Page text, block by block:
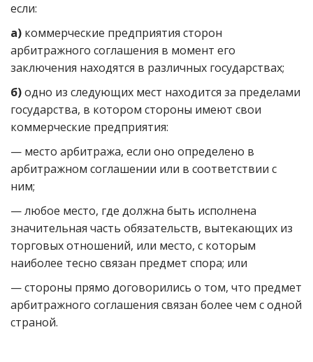
если:
а) коммерческие предприятия сторон
арбитражного соглашения в момент его
заключения находятся в различных государствах;
б)одно из следующих мест находится за пределами
государства, в котором стороны имеют свои
коммерческие предприятия:
— место арбитража, если оно определено в
арбитражном соглашении или в соответствии с
ним;
— любое место, где должна быть исполнена
значительная часть обязательств, вытекающих из
торговых отношений, или место, с которым
наиболее тесно связан предмет спора; или
— стороны прямо договорились о том, что предмет
арбитражного соглашения связан более чем с одной
страной.